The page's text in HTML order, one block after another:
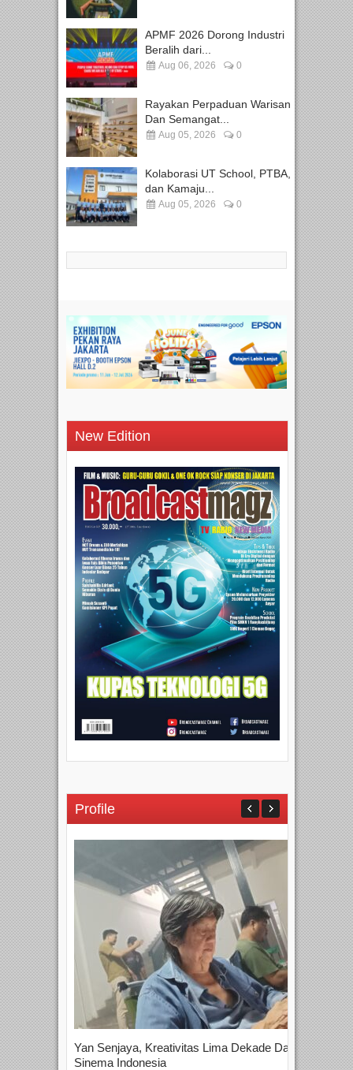
APMF 2026 Dorong Industri
Beralih dari...
Aug 06, 2026 0
Rayakan Perpaduan Warisan
Dan Semangat...
Aug 05, 2026 0
Kolaborasi UT School, PTBA,
dan Kamaju...
Aug 05, 2026 0
New Edition
Profile
Yan Senjaya, Kreativitas Lima Dekade Dalam
Sinema Indonesia